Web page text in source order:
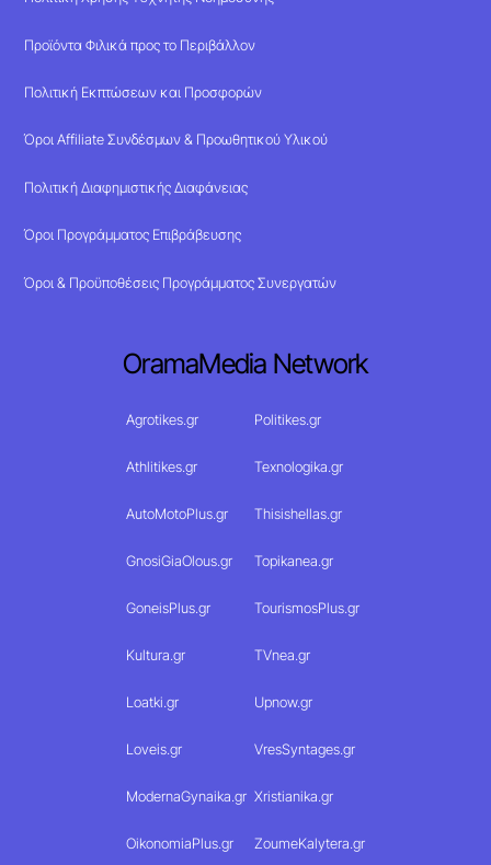
Προϊόντα Φιλικά προς το Περιβάλλον
Πολιτική Εκπτώσεων και Προσφορών
Όροι Affiliate Συνδέσμων & Προωθητικού Υλικού
Πολιτική Διαφημιστικής Διαφάνειας
Όροι Προγράμματος Επιβράβευσης
Όροι & Προϋποθέσεις Προγράμματος Συνεργατών
OramaMedia Network
Agrotikes.gr Politikes.gr
Athlitikes.gr Texnologika.gr
AutoMotoPlus.gr Thisishellas.gr
GnosiGiaOlous.gr Topikanea.gr
GoneisPlus.gr TourismosPlus.gr
Kultura.gr TVnea.gr
Loatki.gr Upnow.gr
Loveis.gr VresSyntages.gr
ModernaGynaika.gr Xristianika.gr
OikonomiaPlus.gr ZoumeKalytera.gr